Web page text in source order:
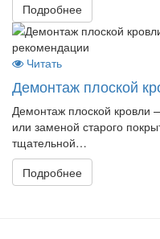
Подробнее
Читать
Демонтаж плоской
Демонтаж плоской кровли
или заменой старого
тщательной…
Подробнее